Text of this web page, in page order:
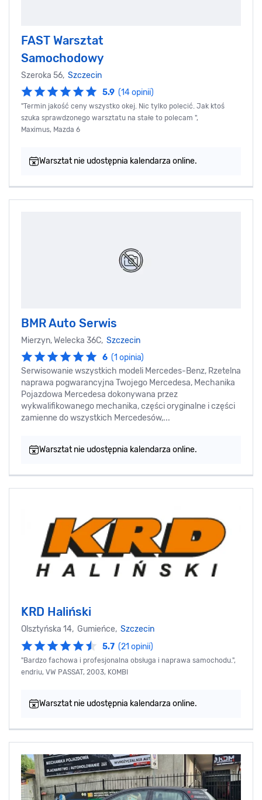
FAST Warsztat
Samochodowy
Szeroka 56, Szczecin
5.9 (14 opinii)
"Termin jakość ceny wszystko okej. Nic tylko polecić. Jak ktoś
szuka sprawdzonego warsztatu na stałe to polecam ",
Maximus, Mazda 6
Warsztat nie udostępnia kalendarza online.
BMR Auto Serwis
Mierzyn, Welecka 36C, Szczecin
6 (1 opinia)
Serwisowanie wszystkich modeli Mercedes-Benz, Rzetelna
naprawa pogwarancyjna Twojego Mercedesa, Mechanika
Pojazdowa Mercedesa dokonywana przez
wykwalifikowanego mechanika, części oryginalne i części
zamienne do wszystkich Mercedesów,...
Warsztat nie udostępnia kalendarza online.
KRD Haliński
Olsztyńska 14, Gumieńce, Szczecin
5.7 (21 opinii)
"Bardzo fachowa i profesjonalna obsługa i naprawa samochodu.",
endriu, VW PASSAT, 2003, KOMBI
Warsztat nie udostępnia kalendarza online.